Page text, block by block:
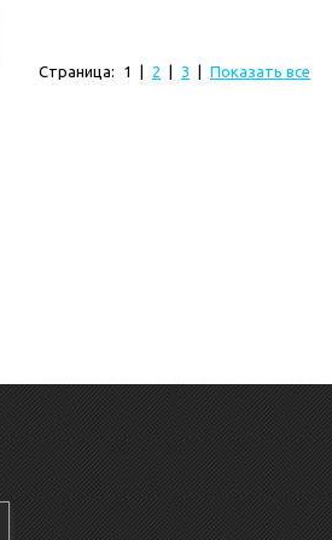
Страница: 1 2 3 Показать все